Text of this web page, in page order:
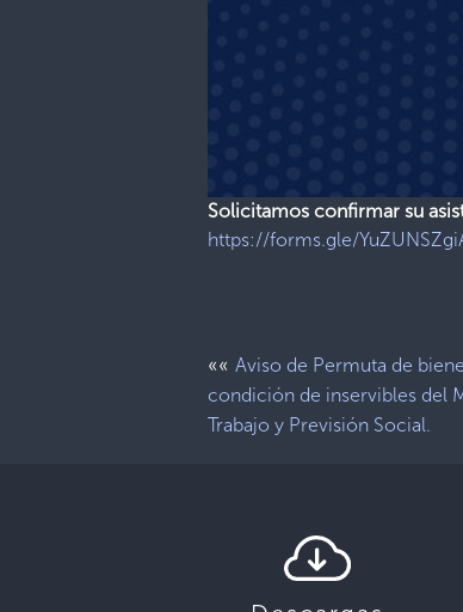
Solicitamos confirmar su
https://forms.gle/
««Aviso de Permuta de
condición de inservibles del
Trabajo y Previsión Social.